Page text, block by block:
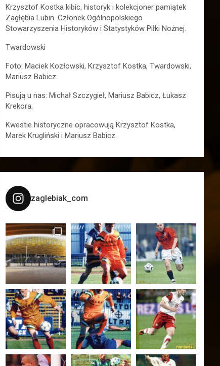
Krzysztof Kostka kibic, historyk i kolekcjoner pamiątek
Zagłębia Lubin. Członek Ogólnopolskiego
Stowarzyszenia Historyków i Statystyków Piłki Nożnej.
Twardowski
Foto: Maciek Kozłowski, Krzysztof Kostka, Twardowski,
Mariusz Babicz
Pisują u nas: Michał Szczygieł, Mariusz Babicz, Łukasz
Krekora.
Kwestie historyczne opracowują Krzysztof Kostka,
Marek Krugliński i Mariusz Babicz.
zaglebiak_com